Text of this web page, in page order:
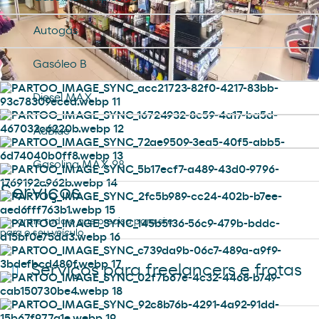
Autogás
Gasóleo B
Diesel MAX
AdBlue
Gasolina MAX 98
Serviços
Encontre tudo o que precisa para si e
para o seu veículo.
Serviços para freelancers e frotas